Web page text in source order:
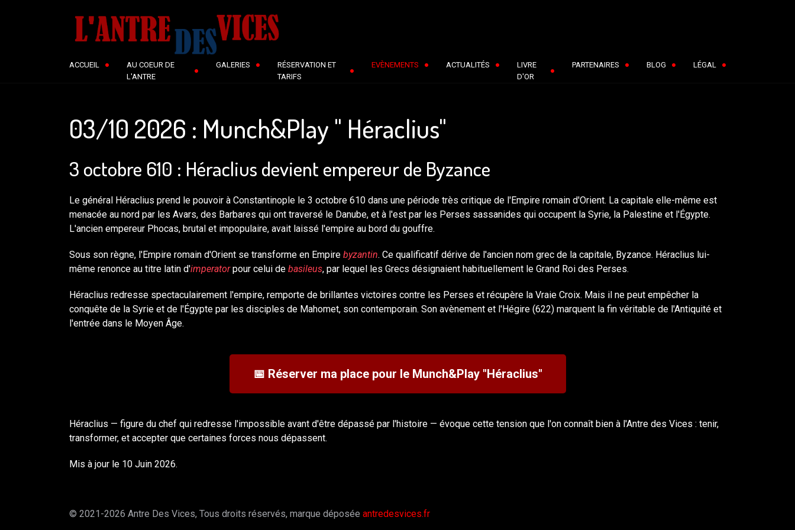
ACCUEIL
AU COEUR DE
L'ANTRE
GALERIES
RÉSERVATION ET
TARIFS
EVÈNEMENTS ACTUALITÉS
LIVRE
D'OR
PARTENAIRES BLOG LÉGAL
03/10 2026 : Munch&Play " Héraclius"
3 octobre 610 : Héraclius devient empereur de Byzance
Le général Héraclius prend le pouvoir à Constantinople le 3 octobre 610 dans une période très critique de l'Empire romain d'Orient. La capitale elle-même est
menacée au nord par les Avars, des Barbares qui ont traversé le Danube, et à l'est par les Perses sassanides qui occupent la Syrie, la Palestine et l'Égypte.
L'ancien empereur Phocas, brutal et impopulaire, avait laissé l'empire au bord du gouffre.
Sous son règne, l'Empire romain d'Orient se transforme en Empire byzantin. Ce qualificatif dérive de l'ancien nom grec de la capitale, Byzance. Héraclius lui-
même renonce au titre latin d'imperatorpour celui de basileus, par lequel les Grecs désignaient habituellement le Grand Roi des Perses.
Héraclius redresse spectaculairement l'empire, remporte de brillantes victoires contre les Perses et récupère la Vraie Croix. Mais il ne peut empêcher la
conquête de la Syrie et de l'Égypte par les disciples de Mahomet, son contemporain. Son avènement et l'Hégire (622) marquent la fin véritable de l'Antiquité et
l'entrée dans le Moyen Âge.
📅 Réserver ma place pour le Munch&Play "Héraclius"
Héraclius — figure du chef qui redresse l'impossible avant d'être dépassé par l'histoire — évoque cette tension que l'on connaît bien à l'Antre des Vices : tenir,
transformer, et accepter que certaines forces nous dépassent.
Mis à jour le 10 Juin 2026.
© 2021-2026 Antre Des Vices, Tous droits réservés, marque déposée antredesvices.fr